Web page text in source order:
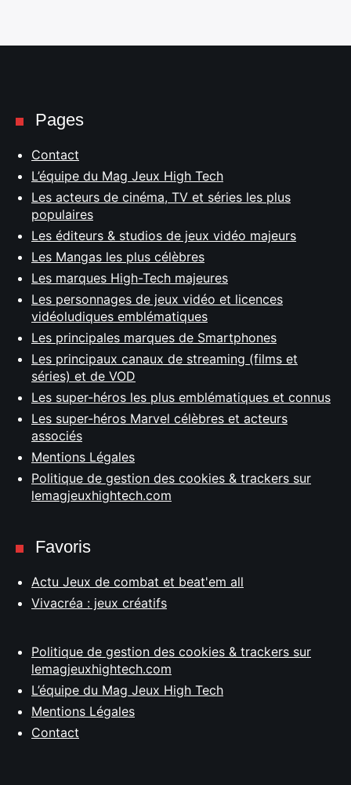
Pages
Contact
L’équipe du Mag Jeux High Tech
Les acteurs de cinéma, TV et séries les plus
populaires
Les éditeurs & studios de jeux vidéo majeurs
Les Mangas les plus célèbres
Les marques High-Tech majeures
Les personnages de jeux vidéo et licences
vidéoludiques emblématiques
Les principales marques de Smartphones
Les principaux canaux de streaming (films et
séries) et de VOD
Les super-héros les plus emblématiques et connus
Les super-héros Marvel célèbres et acteurs
associés
Mentions Légales
Politique de gestion des cookies & trackers sur
lemagjeuxhightech.com
Favoris
Actu Jeux de combat et beat'em all
Vivacréa : jeux créatifs
Politique de gestion des cookies & trackers sur
lemagjeuxhightech.com
L’équipe du Mag Jeux High Tech
Mentions Légales
Contact